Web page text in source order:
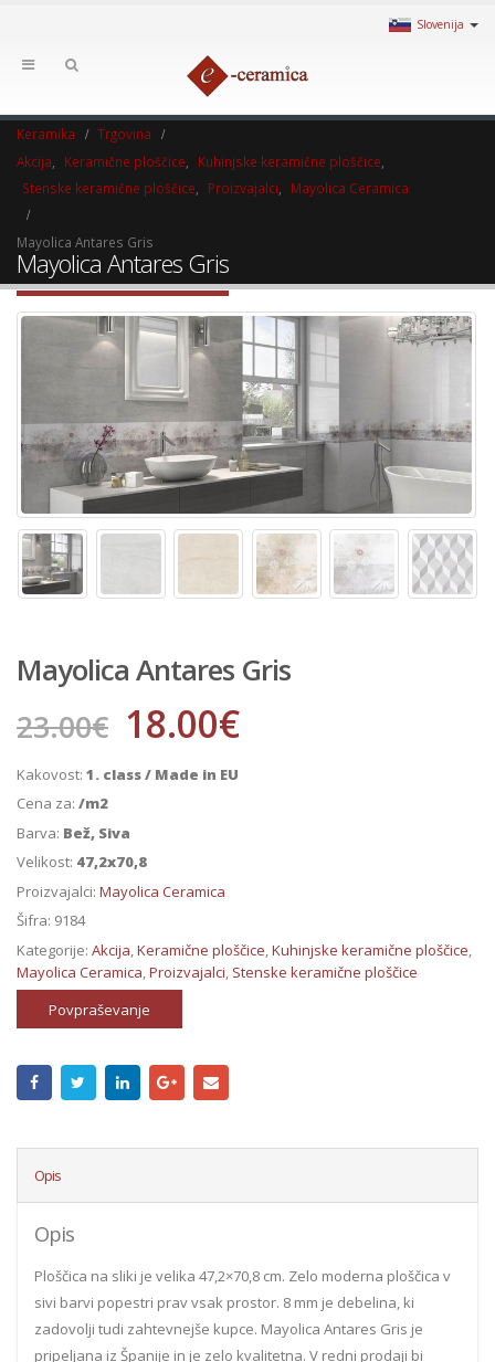
Slovenija
Keramika
Trgovina
Akcija
Keramične ploščice Kuhinjske keramične ploščice
Stenske keramične ploščice
Proizvajalci Mayolica Ceramica
Mayolica Antares Gris
Mayolica Antares Gris
Mayolica Antares Gris
23.00€ 18.00€
Kakovost: 1. class / Made in EU
Cena za: /m2
Barva: Bež, Siva
Velikost: 47,2x70,8
Proizvajalci: Mayolica Ceramica
Šifra: 9184
Kategorije: Akcija Keramične ploščice Kuhinjske keramične ploščice
Mayolica Ceramica Proizvajalci Stenske keramične ploščice
Povpraševanje
Opis
Opis
Ploščica na sliki je velika 47,2×70,8 cm. Zelo moderna ploščica v
sivi barvi popestri prav vsak prostor. 8 mm je debelina, ki
zadovolji tudi zahtevnejše kupce. Mayolica Antares Gris je
pripeljana iz Španije in je zelo kvalitetna. V redni prodaji bi